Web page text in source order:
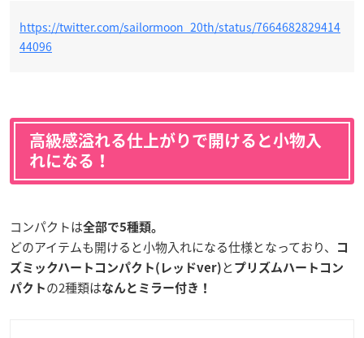
https://twitter.com/sailormoon_20th/status/7664682829414
44096
高級感溢れる仕上がりで開けると小物入
れになる！
コンパクトは全部で5種類。
どのアイテムも開けると小物入れになる仕様となっており、
コ
ズミックハートコンパクト(レッドver) と プリズムハートコン
パクト の2種類はなんとミラー付き！